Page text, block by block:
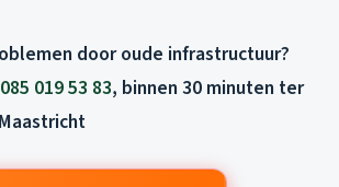
door oude infrastructuur?
085 019 53 83, binnen 30 minuten ter